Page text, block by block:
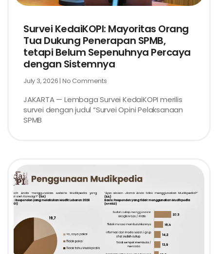
Survei KedaiKOPI: Mayoritas Orang
Tua Dukung Penerapan SPMB,
tetapi Belum Sepenuhnya Percaya
dengan Sistemnya
July 3, 2026 No Comments
JAKARTA — Lembaga Survei KedaiKOPI merilis
survei dengan judul “Survei Opini Pelaksanaan
SPMB